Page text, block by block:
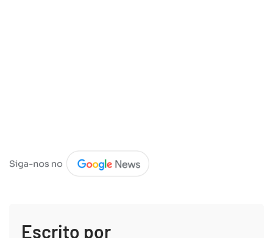
Escrito por